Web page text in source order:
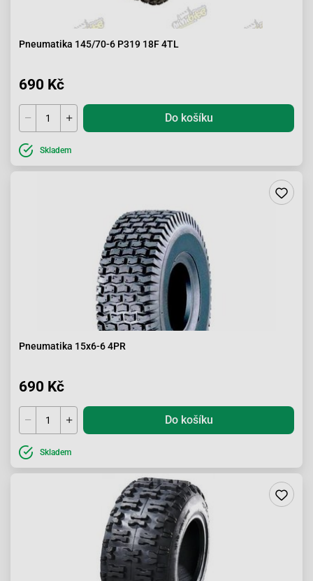
Pneumatika 145/70-6 P319 18F 4TL
690 Kč
Do košíku
Skladem
Pneumatika 15x6-6 4PR
690 Kč
Do košíku
Skladem